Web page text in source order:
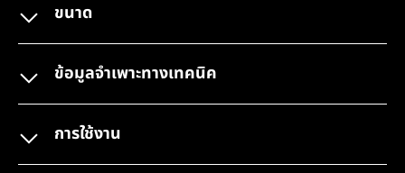
ขนาด
ข้อมูลจำเพาะทางเทคนิค
การใช้งาน